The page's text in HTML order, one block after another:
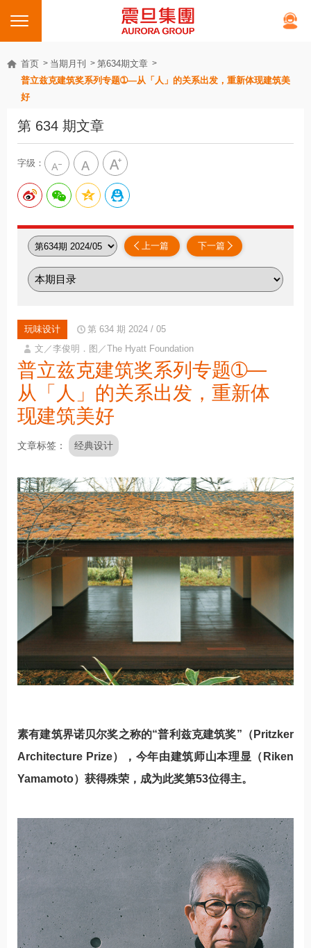
首页 当期月刊
第634期文章
普立兹克建筑奖系列专题➀—从「人」的关系出发，重新体现建筑美
好
第 634 期文章
字级：
下一篇
上一篇
玩味设计
第 634 期 2024 / 05
文／李俊明．图／The Hyatt Foundation
普立兹克建筑奖系列专题➀—
从「人」的关系出发，重新体
现建筑美好
文章标签 经典设计
素有建筑界诺贝尔奖之称的“普利兹克建筑奖”（Pritzker
Architecture Prize），今年由建筑师山本理显（Riken
Yamamoto）获得殊荣，成为此奖第53位得主。